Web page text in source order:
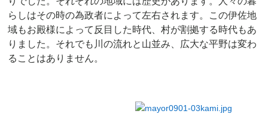
らしはその時の為政者によって左右されます。この伊佐地
域もお殿様によって反目した時代、村が割拠する時代もあ
りました。それでも川の流れと山並み、広大な平野は変わ
ることはありません。